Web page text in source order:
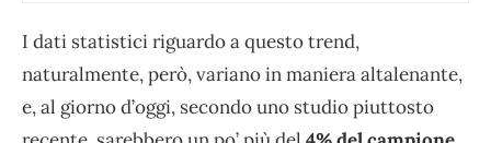
I dati statistici riguardo a questo trend,
naturalmente, però, variano in maniera altalenante,
e, al giorno d’oggi, secondo uno studio piuttosto